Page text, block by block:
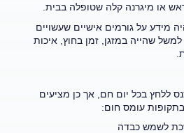
או מיגרנה קלה שטופלה בבית
מידע על גורמים אישיים שעשויים
שהייה במזגן, זמן בחוץ, איכות
ללחץ בכל יום חם, אך כן מציעים
עומס חום:
לשמש כבדה